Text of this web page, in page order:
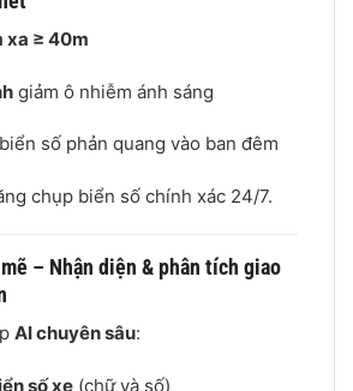
xa ≥ 40m
giảm ô nhiễm ánh sáng
số phản quang vào ban đêm
chụp biển số chính xác 24/7.
– Nhận diện & phân tích giao
AI chuyên sâu:
số xe(chữ và số)